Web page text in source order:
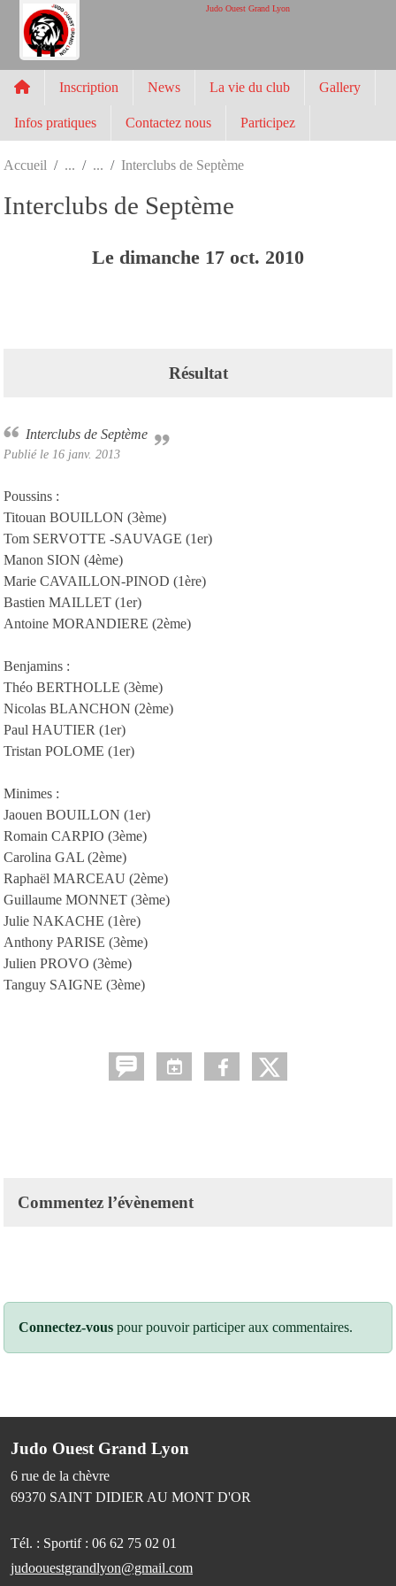
Judo Ouest Grand Lyon
Inscription News La vie du club Gallery
Infos pratiques Contactez nous Participez
Accueil Interclubs de Septème
Interclubs de Septème
Le dimanche 17 oct. 2010
Résultat
Interclubs de Septème
Publié le 16 janv. 2013
Poussins :
Titouan BOUILLON (3ème)
Tom SERVOTTE -SAUVAGE (1er)
Manon SION (4ème)
Marie CAVAILLON-PINOD (1ère)
Bastien MAILLET (1er)
Antoine MORANDIERE (2ème)
Benjamins :
Théo BERTHOLLE (3ème)
Nicolas BLANCHON (2ème)
Paul HAUTIER (1er)
Tristan POLOME (1er)
Minimes :
Jaouen BOUILLON (1er)
Romain CARPIO (3ème)
Carolina GAL (2ème)
Raphaël MARCEAU (2ème)
Guillaume MONNET (3ème)
Julie NAKACHE (1ère)
Anthony PARISE (3ème)
Julien PROVO (3ème)
Tanguy SAIGNE (3ème)
Commentez l’évènement
Connectez-vous pour pouvoir participer aux commentaires.
Judo Ouest Grand Lyon
6 rue de la chèvre
69370 SAINT DIDIER AU MONT D'OR
Tél. : Sportif : 06 62 75 02 01
judoouestgrandlyon@gmail.com
Panneau de gestion des cookies